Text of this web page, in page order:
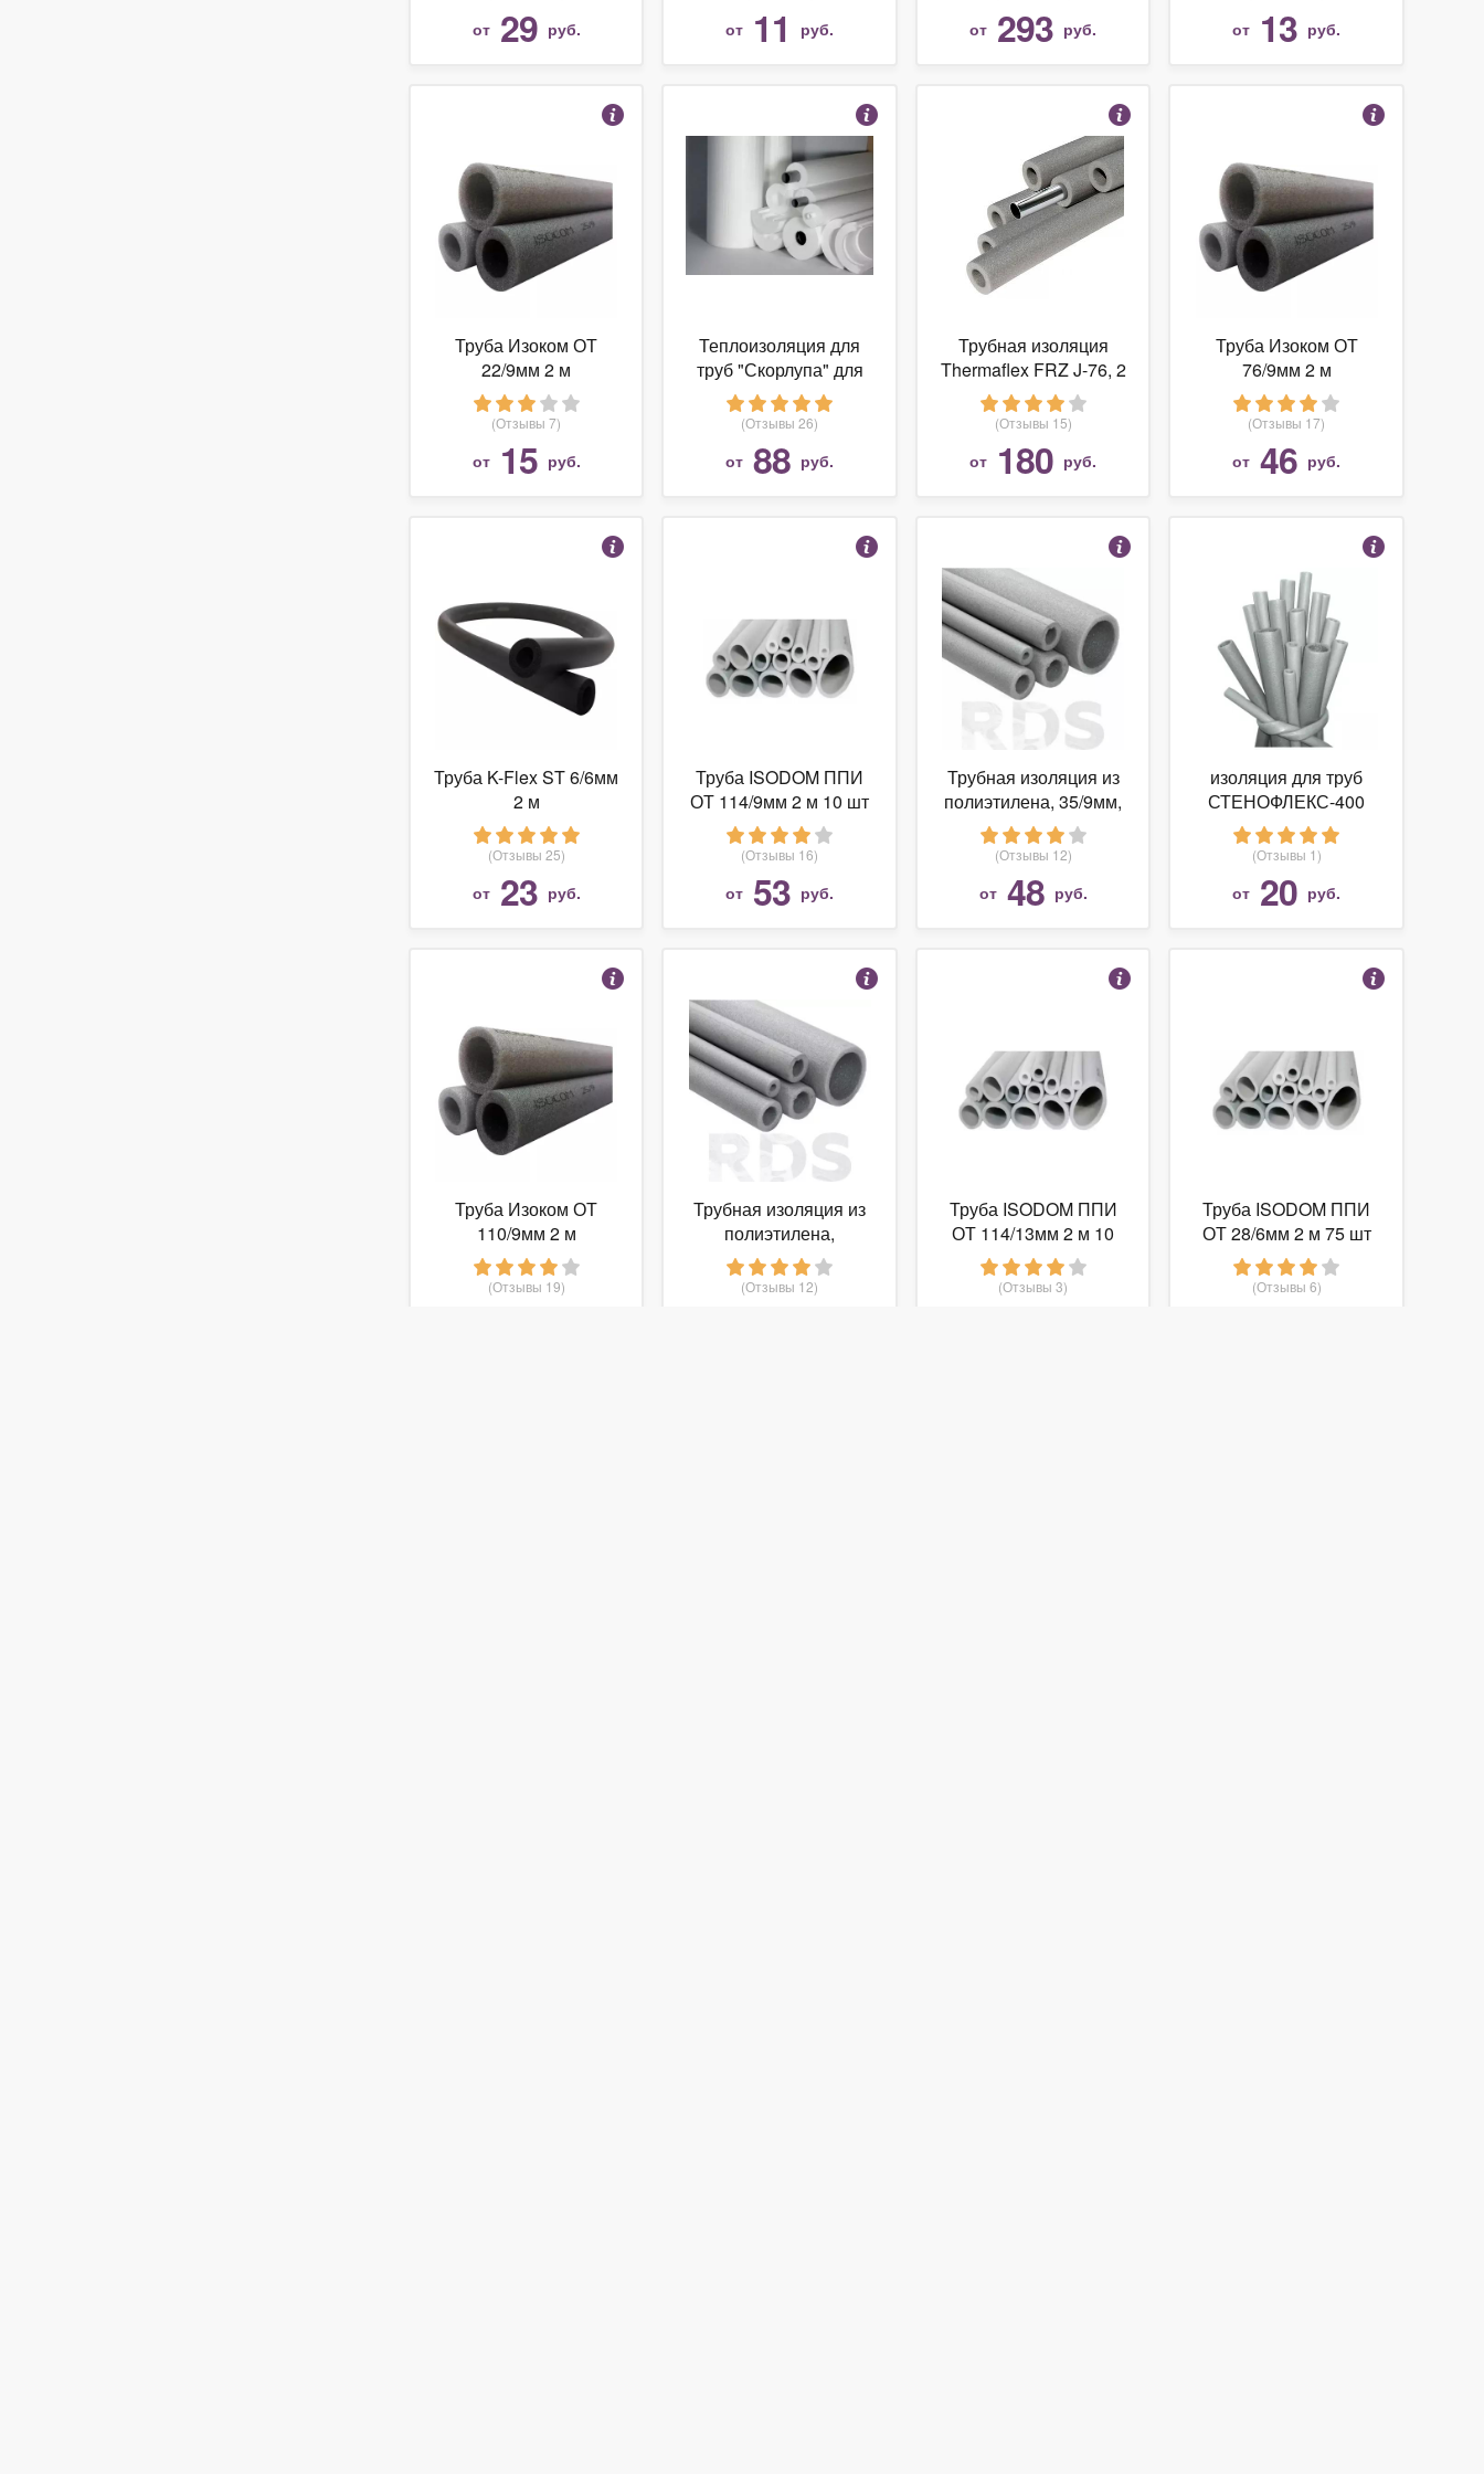
от 29 руб. от 11 руб.
SUPER
от 293 руб. от 13 руб.
Труба Изоком ОТ
22/9мм 2 м
(Отзывы 7)
от 15 руб.
Теплоизоляция для
труб "Скорлупа" для
трубы 42 мм (1м)
(Отзывы 26)
от 88 руб.
Трубная изоляция
Thermaflex FRZ J-76, 2
1/2 (упаковка 40м)
(Отзывы 15)
от 180 руб.
Труба Изоком ОТ
76/9мм 2 м
(Отзывы 17)
от 46 руб.
Труба K-Flex ST 6/6мм
2 м
(Отзывы 25)
от 23 руб.
Труба ISODOM ППИ
ОТ 114/9мм 2 м 10 шт
(Отзывы 16)
от 53 руб.
Трубная изоляция из
полиэтилена, 35/9мм,
2м, пенолин
(Отзывы 12)
от 48 руб.
изоляция для труб
СТЕНОФЛЕКС-400
d18х9мм 2м
(Отзывы 1)
от 20 руб.
Труба Изоком ОТ
110/9мм 2 м
(Отзывы 19)
Трубная изоляция из
полиэтилена,
110/9мм, 2м, пенолин
(Отзывы 12)
Труба ISODOM ППИ
ОТ 114/13мм 2 м 10
шт
(Отзывы 3)
Труба ISODOM ППИ
ОТ 28/6мм 2 м 75 шт
(Отзывы 6)